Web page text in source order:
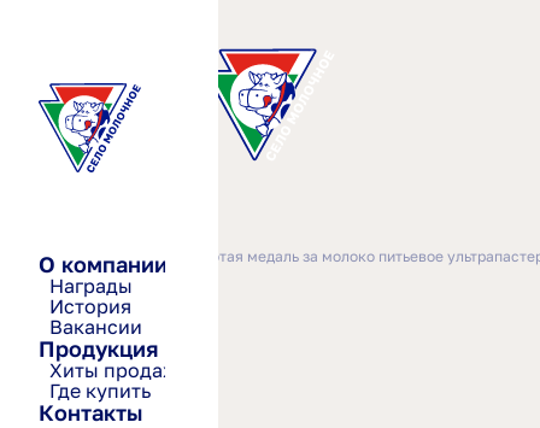
О компании
Награды
История
Вакансии
Продукция
Хиты продаж
Где купить
Контакты
Главная— 2024-2026 Золотая медаль за молоко питьевое